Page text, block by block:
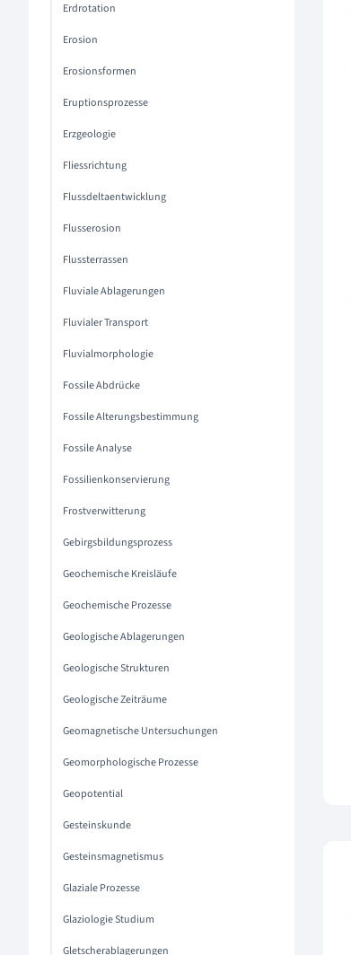
Erdrotation
Erosion
Erosionsformen
Eruptionsprozesse
Erzgeologie
Fliessrichtung
Flussdeltaentwicklung
Flusserosion
Flussterrassen
Fluviale Ablagerungen
Fluvialer Transport
Fluvialmorphologie
Fossile Abdrücke
Fossile Alterungsbestimmung
Fossile Analyse
Fossilienkonservierung
Frostverwitterung
Gebirgsbildungsprozess
Geochemische Kreisläufe
Geochemische Prozesse
Geologische Ablagerungen
Geologische Strukturen
Geologische Zeiträume
Geomagnetische Untersuchungen
Geomorphologische Prozesse
Geopotential
Gesteinskunde
Gesteinsmagnetismus
Glaziale Prozesse
Glaziologie Studium
Gletscherablagerungen